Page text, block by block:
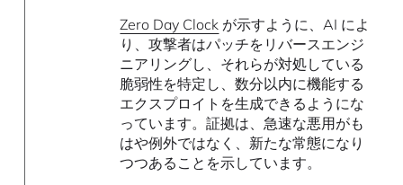
Zero Day Clock が示すように、AI によ
り、攻撃者はパッチをリバースエンジ
ニアリングし、それらが対処している
脆弱性を特定し、数分以内に機能する
エクスプロイトを生成できるようにな
っています。証拠は、急速な悪用がも
はや例外ではなく、新たな常態になり
つつあることを示しています。